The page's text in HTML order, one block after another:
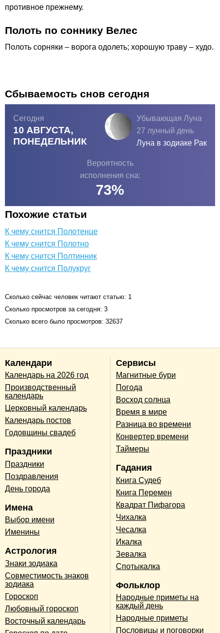
противное прежнему.
Полоть по соннику Велес
Полоть сорняки – ворога одолеть; хорошую траву – худо.
Сбываемость снов сегодня
Сегодня
10 АВГУСТА,
ПОНЕДЕЛЬНИК
Убывающая Луна
27 лунный день
Луна в зодиаке Рак
Вероятность
исполнения сна:
73%
Похожие статьи
К чему снится Полотенце
К чему снится Полотно
К чему снится Полтинник
К чему снится Полукруг
Сколько сейчас человек читают статью: 1
Сколько просмотров за сегодня: 3
Сколько всего было просмотров: 32637
Календари
Календарь на 2026 год
Производственный
календарь
Церковный календарь
Календарь постов
Годовщины свадеб
Праздники
Праздники
Поздравления
День города
Имена
Выбор имени
Именины
Астрология
Знаки зодиака
Совместимость знаков
зодиака
Гороскоп
Любовный гороскоп
Восточный календарь
Сервисы
Магнитные бури
Погода
Восход солнца
Время в мире
Разница во времени
Конвертер времени
Таймеры
Гадания
Книга Судеб
Книга Перемен
Квадрат Пифагора
Чихалка
Чесалка
Икалка
Зевалка
Спотыкалка
Фольклор
Народные приметы на
каждый день
Народные приметы
Пословицы и поговорки